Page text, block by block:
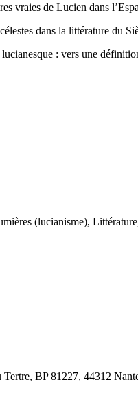
vraies de Lucien dans
dans la littérature du
: vers une
(lucianisme),
BP 81227, 44312